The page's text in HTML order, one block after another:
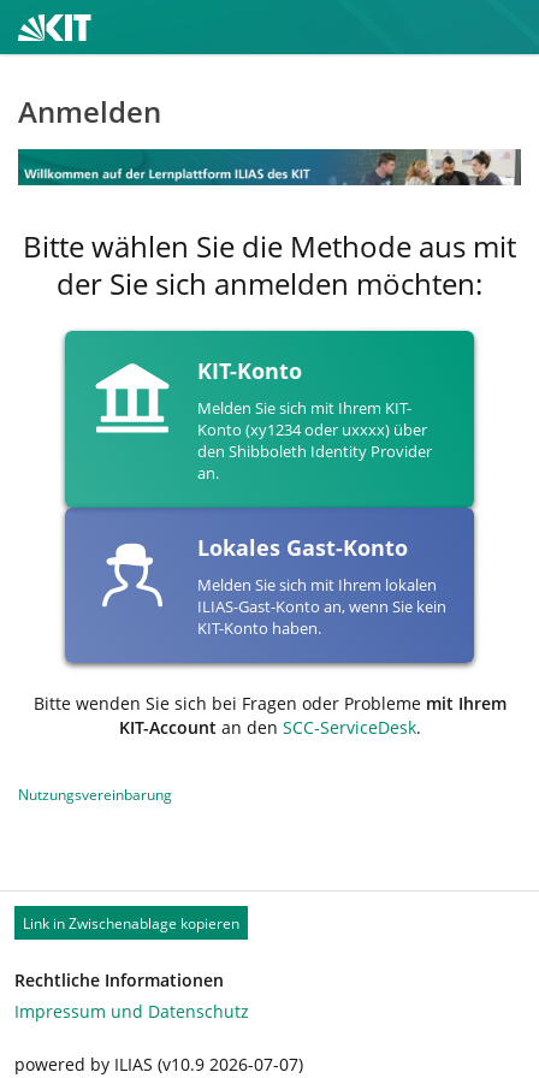
Anmelden
Bitte wählen Sie die Methode aus mit
der Sie sich anmelden möchten:
KIT-Konto
Melden Sie sich mit Ihrem KIT-
Konto (xy1234 oder uxxxx) über
den Shibboleth Identity Provider
an.
Lokales Gast-Konto
Melden Sie sich mit Ihrem lokalen
ILIAS-Gast-Konto an, wenn Sie kein
KIT-Konto haben.
Bitte wenden Sie sich bei Fragen oder Probleme mit Ihrem
KIT-Accountan den SCC-ServiceDesk.
Nutzungsvereinbarung
Link in Zwischenablage kopieren
Rechtliche Informationen
Impressum und Datenschutz
powered by ILIAS (v10.9 2026-07-07)